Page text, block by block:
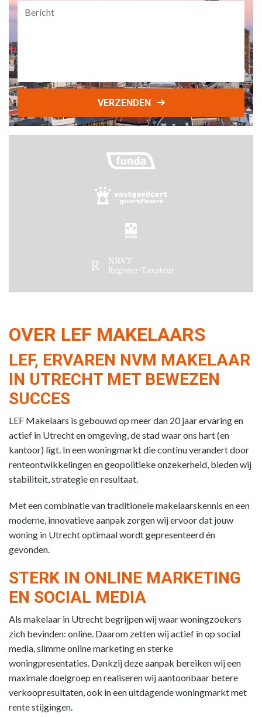
VERZENDEN
OVER LEF MAKELAARS
LEF, ERVAREN NVM MAKELAAR
IN UTRECHT MET BEWEZEN
SUCCES
LEF Makelaars is gebouwd op meer dan 20 jaar ervaring en
actief in Utrecht en omgeving, de stad waar ons hart (en
kantoor) ligt. In een woningmarkt die continu verandert door
renteontwikkelingen en geopolitieke onzekerheid, bieden wij
stabiliteit, strategie en resultaat.
Met een combinatie van traditionele makelaarskennis en een
moderne, innovatieve aanpak zorgen wij ervoor dat jouw
woning in Utrecht optimaal wordt gepresenteerd én
gevonden.
STERK IN ONLINE MARKETING
EN SOCIAL MEDIA
Als makelaar in Utrecht begrijpen wij waar woningzoekers
zich bevinden: online. Daarom zetten wij actief in op social
media, slimme online marketing en sterke
woningpresentaties. Dankzij deze aanpak bereiken wij een
maximale doelgroep en realiseren wij aantoonbaar betere
verkoopresultaten, ook in een uitdagende woningmarkt met
rente stijgingen.